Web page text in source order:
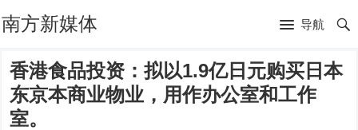
南方新媒体 导航
香港食品投资：拟以1.9亿日元购买日本
东京本商业物业，用作办公室和工作
室。